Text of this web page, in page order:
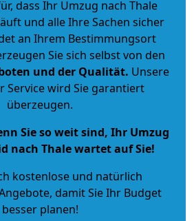
dass Ihr Umzug nach Thale
und alle Ihre Sachen sicher
an Ihrem Bestimmungsort
Sie sich selbst von den
und der Qualität. Unsere
Service wird Sie garantiert
überzeugen.
Sie so weit sind, Ihr Umzug
nach Thale wartet auf Sie!
kostenlose und natürlich
, damit Sie Ihr Budget
besser planen!